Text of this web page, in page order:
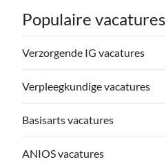
Populaire vacatures
Verzorgende IG vacatures
Verpleegkundige vacatures
Basisarts vacatures
ANIOS vacatures